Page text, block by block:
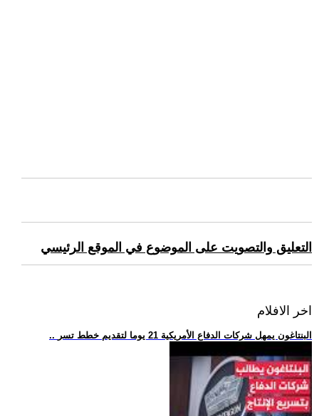
التعليق والتصويت على الموضوع في الموقع الرئيسي
اخر الافلام
.. البنتاغون يمهل شركات الدفاع الأمريكية 21 يوما لتقديم خطط تسر